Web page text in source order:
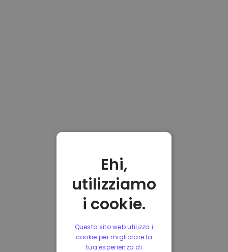
Ehi,
utilizziamo
i cookie.
Questo sito web utilizza i
cookie per migliorare la
tua esperienza di